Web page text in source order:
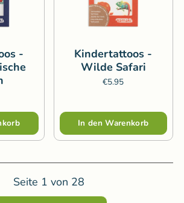
-
Kindertattoos -
Wilde Safari
€5.95
Menge
In den Warenkorb
Seite 1 von 28